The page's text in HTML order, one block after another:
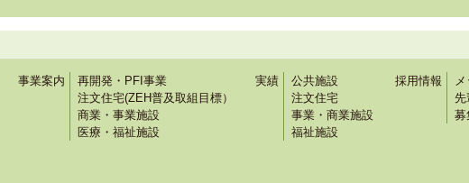
事業案内
再開発・PFI事業
注文住宅(ZEH普及取組目標）
商業・事業施設
医療・福祉施設
実績
公共施設
注文住宅
事業・商業施設
福祉施設
採用情報
先
募